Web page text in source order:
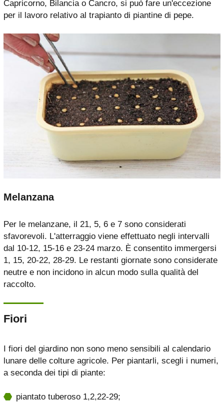
Capricorno, Bilancia o Cancro, si può fare un'eccezione
per il lavoro relativo al trapianto di piantine di pepe.
Melanzana
Per le melanzane, il 21, 5, 6 e 7 sono considerati
sfavorevoli. L'atterraggio viene effettuato negli intervalli
dal 10-12, 15-16 e 23-24 marzo. È consentito immergersi
1, 15, 20-22, 28-29. Le restanti giornate sono considerate
neutre e non incidono in alcun modo sulla qualità del
raccolto.
Fiori
I fiori del giardino non sono meno sensibili al calendario
lunare delle colture agricole. Per piantarli, scegli i numeri,
a seconda dei tipi di piante:
piantato tuberoso 1,2,22-29;